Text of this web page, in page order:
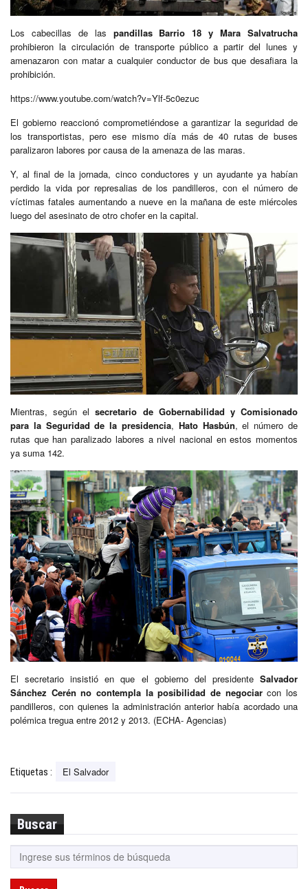
Los cabecillas de las pandillas Barrio 18 y Mara Salvatrucha
prohibieron la circulación de transporte público a partir del lunes y
amenazaron con matar a cualquier conductor de bus que desafiara la
prohibición.
https://www.youtube.com/watch?v=Ylf-5c0ezuc
El gobierno reaccionó comprometiéndose a garantizar la seguridad de
los transportistas, pero ese mismo día más de 40 rutas de buses
paralizaron labores por causa de la amenaza de las maras.
Y, al final de la jornada, cinco conductores y un ayudante ya habían
perdido la vida por represalias de los pandilleros, con el número de
víctimas fatales aumentando a nueve en la mañana de este miércoles
luego del asesinato de otro chofer en la capital.
Mientras, según elsecretario de Gobernabilidad y Comisionado
para la Seguridad de la presidencia, Hato Hasbún, el número de
rutas que han paralizado labores a nivel nacional en estos momentos
ya suma 142.
El secretario insistió en que el gobierno del presidente Salvador
Sánchez Cerén no contempla la posibilidad de negociarcon los
pandilleros, con quienes la administración anterior había acordado una
polémica tregua entre 2012 y 2013. (ECHA- Agencias)
Etiquetas : El Salvador
Buscar